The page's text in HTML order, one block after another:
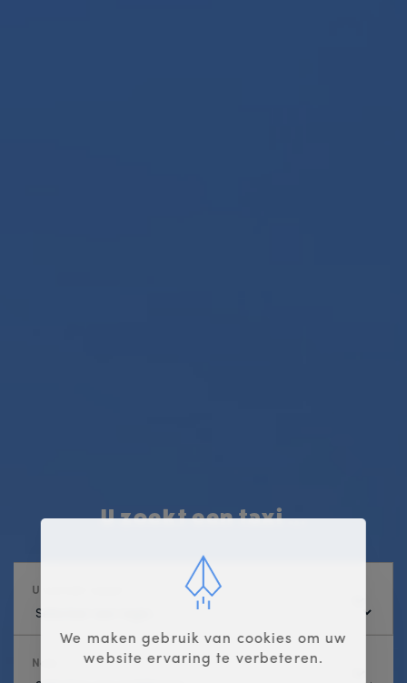
U zoekt een taxi ...
U vertrekt vanuit ...
Naar ...
We maken gebruik van cookies om uw
website ervaring te verbeteren.